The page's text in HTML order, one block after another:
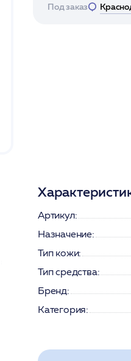
Под заказ
Артикул:
Назначение:
Тип кожи:
Тип средства:
Бренд:
Категория: